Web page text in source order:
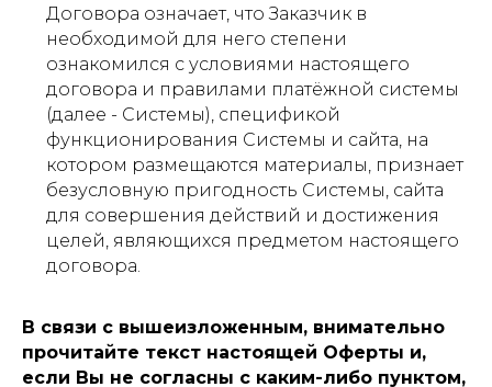
Договора означает, что Заказчик в
необходимой для него степени
ознакомился с условиями настоящего
договора и правилами платёжной системы
(далее - Системы), спецификой
функционирования Системы и сайта, на
котором размещаются материалы, признает
безусловную пригодность Системы, сайта
для совершения действий и достижения
целей, являющихся предметом настоящего
договора.
В связи с вышеизложенным, внимательно
прочитайте текст настоящей Оферты и,
если Вы не согласны с каким-либо пунктом,